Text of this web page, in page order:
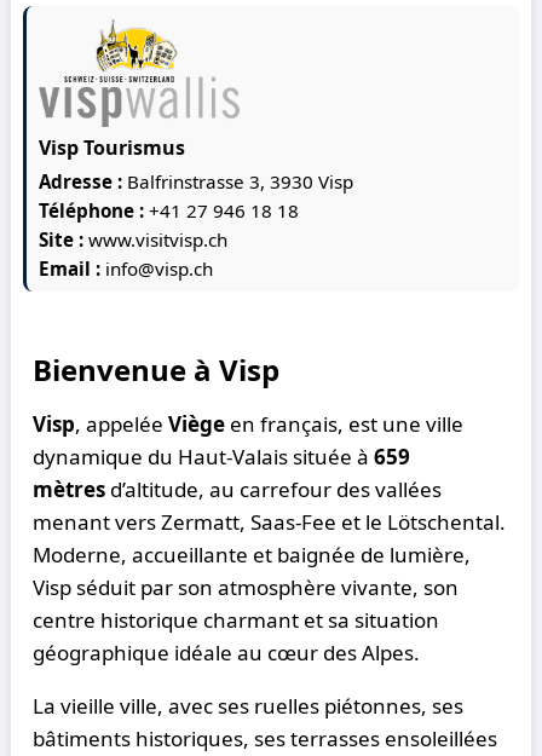
Visp Tourismus
Adresse : Balfrinstrasse 3, 3930 Visp
Téléphone :+41 27 946 18 18
Site :www.visitvisp.ch
Email : info@visp.ch
Bienvenue à Visp
Visp, appeléeViège en français, est une ville
dynamique du Haut-Valais située à659
mètres d’altitude, au carrefour des vallées
menant vers Zermatt, Saas-Fee et le Lötschental.
Moderne, accueillante et baignée de lumière,
Visp séduit par son atmosphère vivante, son
centre historique charmant et sa situation
géographique idéale au cœur des Alpes.
La vieille ville, avec ses ruelles piétonnes, ses
bâtiments historiques, ses terrasses ensoleillées